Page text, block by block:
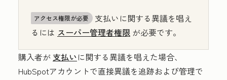
アクセス権限が必要
支払いに関する異議を唱え
るには スーパー管理者権限 が必要です。
購入者が 支払いに関する異議を唱えた場合、
HubSpotアカウントで直接異議を追跡および管理で